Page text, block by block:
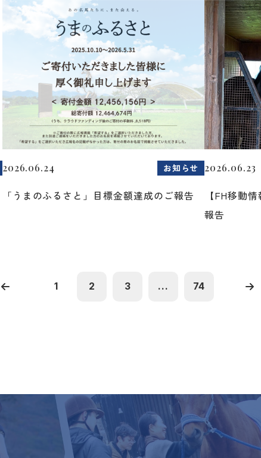
2026.06.24 お知らせ
「うまのふるさと」目標金額達成のご報告
2026.06.23
【FH移動
報告
1 2 3 ... 74